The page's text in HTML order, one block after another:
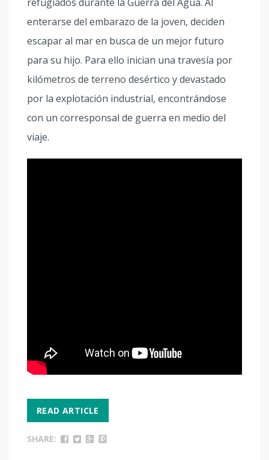
refugiados durante la Guerra del Agua. Al
enterarse del embarazo de la joven, deciden
escapar al mar en busca de un mejor futuro
para su hijo. Para ello inician una travesía por
kilómetros de terreno desértico y devastado
por la explotación industrial, encontrándose
con un corresponsal de guerra en medio del
viaje.
READ ARTICLE
SHARE: